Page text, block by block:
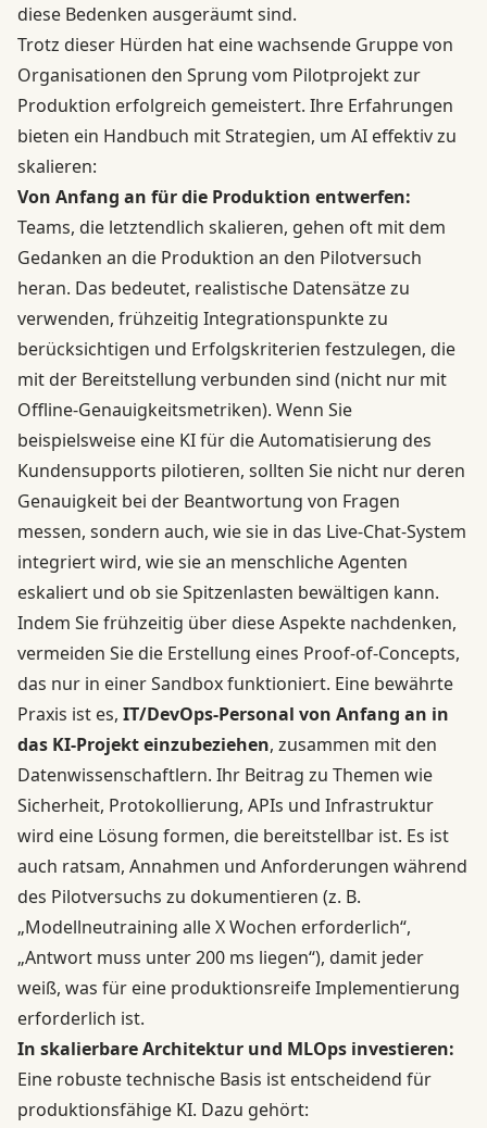
diese Bedenken ausgeräumt sind.
Trotz dieser Hürden hat eine wachsende Gruppe von
Organisationen den Sprung vom Pilotprojekt zur
Produktion erfolgreich gemeistert. Ihre Erfahrungen
bieten ein Handbuch mit Strategien, um AI effektiv zu
skalieren:
Von Anfang an für die Produktion entwerfen:
Teams, die letztendlich skalieren, gehen oft mit dem
Gedanken an die Produktion an den Pilotversuch
heran. Das bedeutet, realistische Datensätze zu
verwenden, frühzeitig Integrationspunkte zu
berücksichtigen und Erfolgskriterien festzulegen, die
mit der Bereitstellung verbunden sind (nicht nur mit
Offline-Genauigkeitsmetriken). Wenn Sie
beispielsweise eine KI für die Automatisierung des
Kundensupports pilotieren, sollten Sie nicht nur deren
Genauigkeit bei der Beantwortung von Fragen
messen, sondern auch, wie sie in das Live-Chat-System
integriert wird, wie sie an menschliche Agenten
eskaliert und ob sie Spitzenlasten bewältigen kann.
Indem Sie frühzeitig über diese Aspekte nachdenken,
vermeiden Sie die Erstellung eines Proof-of-Concepts,
das nur in einer Sandbox funktioniert. Eine bewährte
Praxis ist es, IT/DevOps-Personal von Anfang an in
das KI-Projekt einzubeziehen, zusammen mit den
Datenwissenschaftlern. Ihr Beitrag zu Themen wie
Sicherheit, Protokollierung, APIs und Infrastruktur
wird eine Lösung formen, die bereitstellbar ist. Es ist
auch ratsam, Annahmen und Anforderungen während
des Pilotversuchs zu dokumentieren (z. B.
„Modellneutraining alle X Wochen erforderlich“,
„Antwort muss unter 200 ms liegen“), damit jeder
weiß, was für eine produktionsreife Implementierung
erforderlich ist.
In skalierbare Architektur und MLOps investieren:
Eine robuste technische Basis ist entscheidend für
produktionsfähige KI. Dazu gehört: